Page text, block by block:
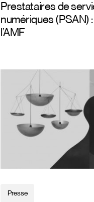
Prestataires de
numériques (PSAN)
l’AMF
Presse